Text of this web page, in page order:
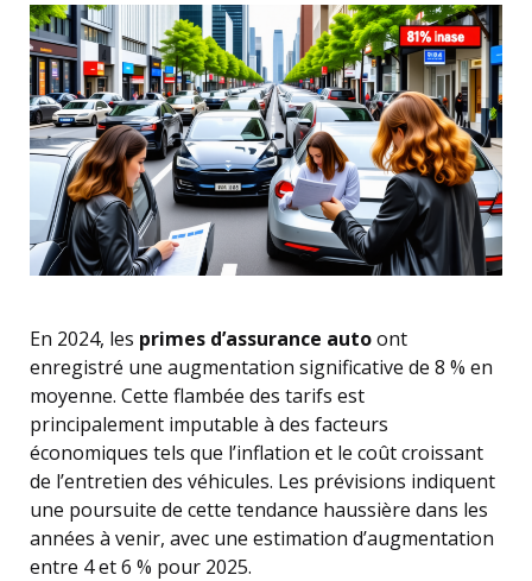
En 2024, les primes d’assurance autoont
enregistré une augmentation significative de 8 % en
moyenne. Cette flambée des tarifs est
principalement imputable à des facteurs
économiques tels que l’inflation et le coût croissant
de l’entretien des véhicules. Les prévisions indiquent
une poursuite de cette tendance haussière dans les
années à venir, avec une estimation d’augmentation
entre 4 et 6 % pour 2025.